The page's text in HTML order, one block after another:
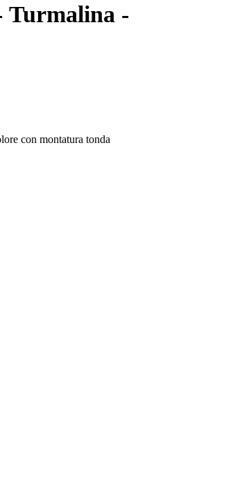
Turmalina -
con montatura tonda